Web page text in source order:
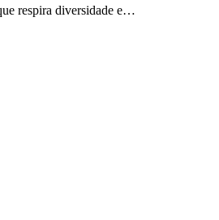
respira diversidade e…